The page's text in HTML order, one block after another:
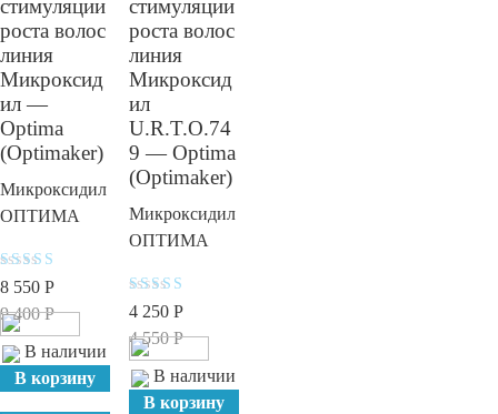
стимуляции
роста волос
линия
Микроксид
ил —
Optima
(Optimaker)
Микроксидил
ОПТИМА
Оценка
4.1
из 5
8 550 Р
9 400Р
В наличии
В корзину
стимуляции
роста волос
линия
Микроксид
ил
U.R.T.O.74
9 — Optima
(Optimaker)
Микроксидил
ОПТИМА
Оценка
4.1
из 5
4 250 Р
4 550Р
В наличии
В корзину